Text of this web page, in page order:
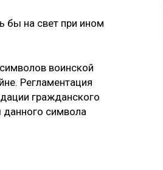
бы на свет при ином
воинской
Регламентация
гражданского
данного символа